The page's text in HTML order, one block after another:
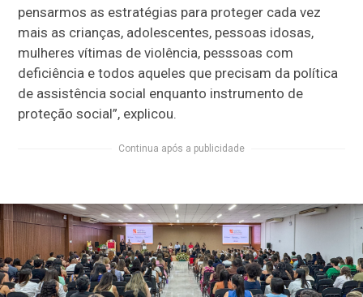
pensarmos as estratégias para proteger cada vez
mais as crianças, adolescentes, pessoas idosas,
mulheres vítimas de violência, pesssoas com
deficiência e todos aqueles que precisam da política
de assistência social enquanto instrumento de
proteção social”, explicou.
Continua após a publicidade